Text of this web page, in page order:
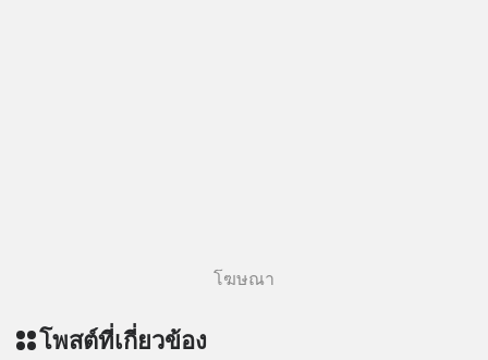
โฆษณา
โพสต์ที่เกี่ยวข้อง